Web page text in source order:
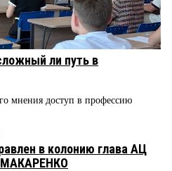
ли путь в
мнения доступ в профессию
в колонию глава АЦ
МАКАРЕНКО